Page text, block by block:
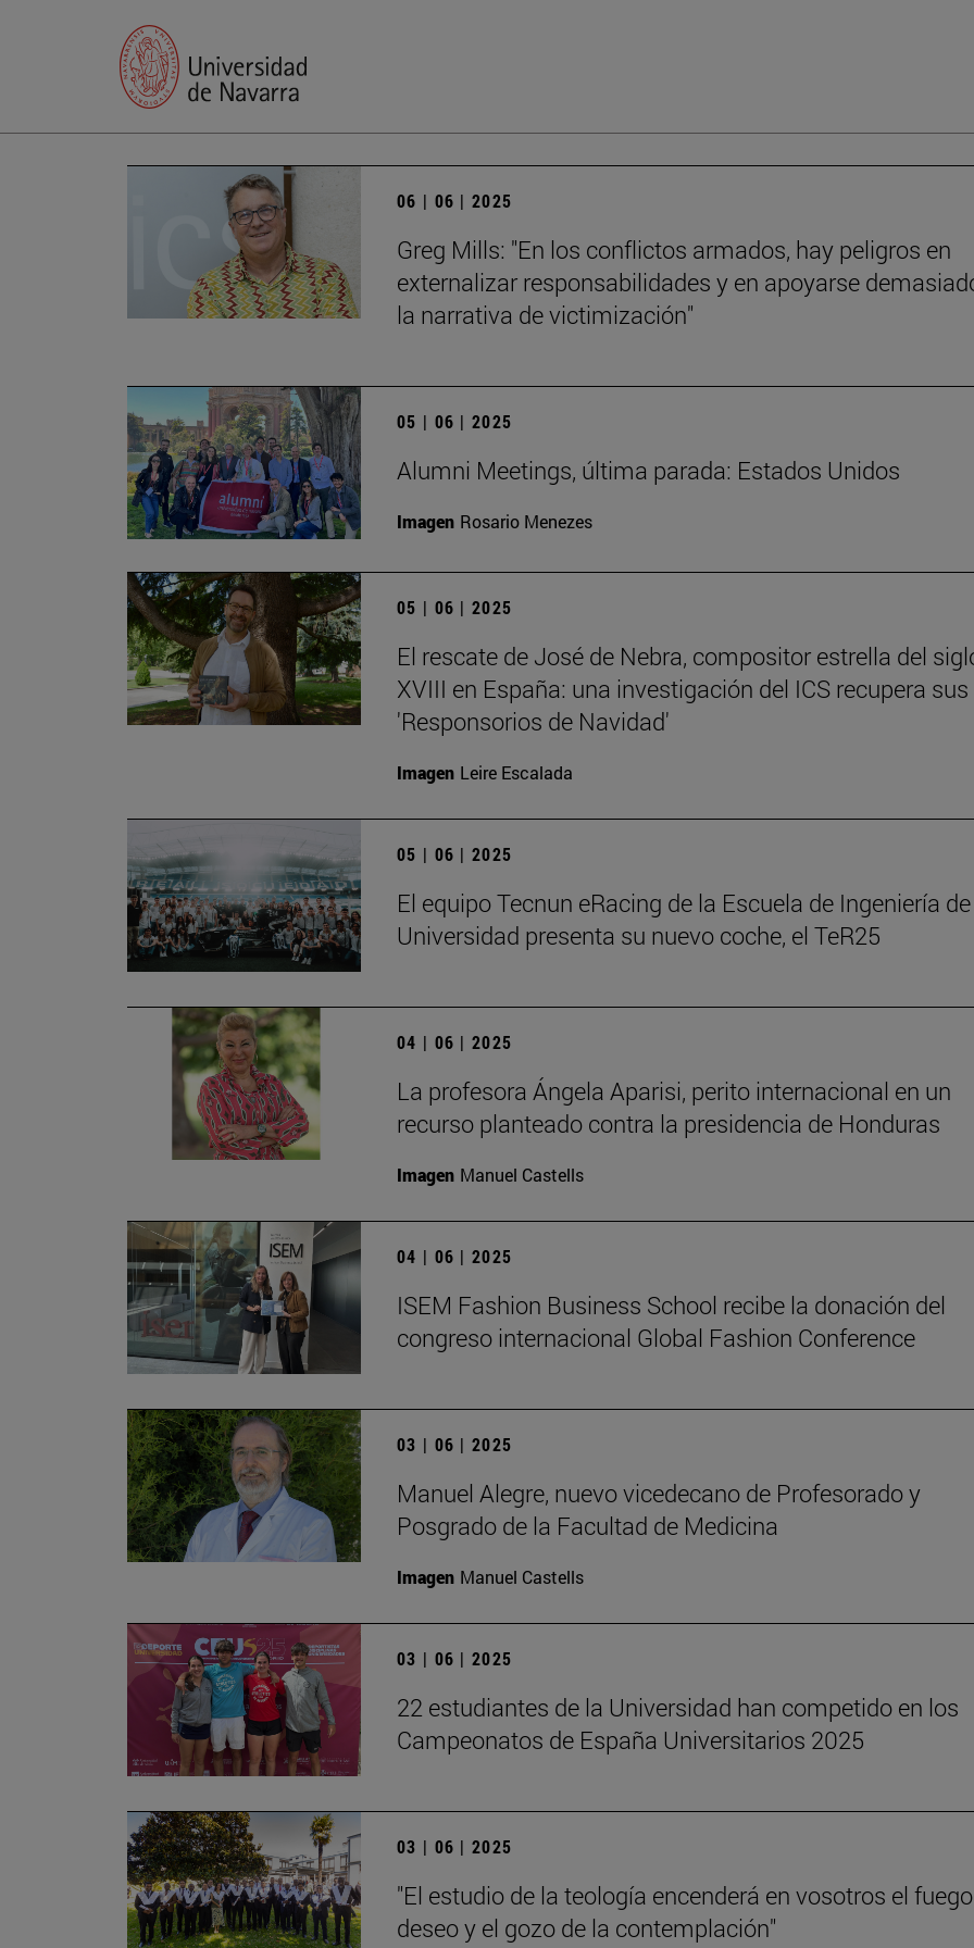
06 | 06 | 2025
Greg Mills: "En los conflictos armados, hay peligros en
externalizar responsabilidades y en apoyarse
la narrativa de victimización"
05 | 06 | 2025
Alumni Meetings, última parada: Estados Unidos
Imagen Rosario Menezes
05 | 06 | 2025
El rescate de José de Nebra, compositor estrella del
XVIII en España: una investigación del ICS recupera sus
'Responsorios de Navidad'
Imagen Leire Escalada
05 | 06 | 2025
El equipo Tecnun eRacing de la Escuela de Ingeniería
Universidad presenta su nuevo coche, el TeR25
04 | 06 | 2025
La profesora Ángela Aparisi, perito internacional en un
recurso planteado contra la presidencia de Honduras
Imagen Manuel Castells
04 | 06 | 2025
ISEM Fashion Business School recibe la donación del
congreso internacional Global Fashion Conference
03 | 06 | 2025
Manuel Alegre, nuevo vicedecano de Profesorado y
Posgrado de la Facultad de Medicina
Imagen Manuel Castells
03 | 06 | 2025
22 estudiantes de la Universidad han competido en los
Campeonatos de España Universitarios 2025
03 | 06 | 2025
"El estudio de la teología encenderá en vosotros el
deseo y el gozo de la contemplación"